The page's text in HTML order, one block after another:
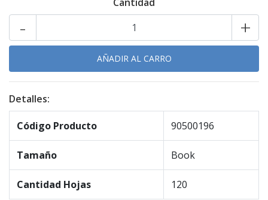
+
-
Detalles:
Código Producto 90500196
Tamaño Book
Cantidad Hojas 120